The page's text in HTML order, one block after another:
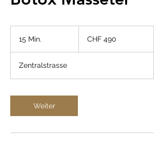
15 Min.
i
n
Franken
CHF 490
Zentralstrasse
Weiter